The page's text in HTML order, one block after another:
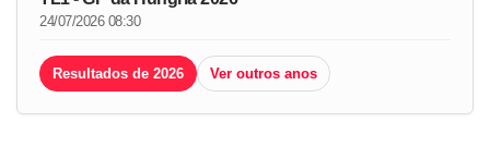
24/07/2026 08:30
Resultados de 2026 Ver outros anos